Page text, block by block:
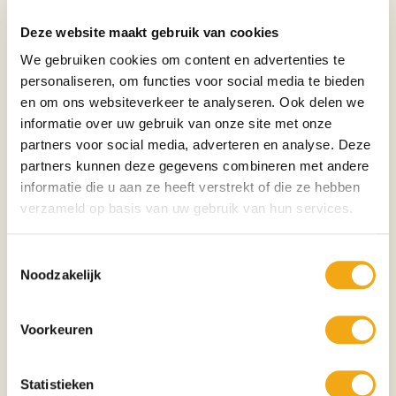
Deze website maakt gebruik van cookies
We gebruiken cookies om content en advertenties te
personaliseren, om functies voor social media te bieden
en om ons websiteverkeer te analyseren. Ook delen we
informatie over uw gebruik van onze site met onze
partners voor social media, adverteren en analyse. Deze
partners kunnen deze gegevens combineren met andere
informatie die u aan ze heeft verstrekt of die ze hebben
verzameld op basis van uw gebruik van hun services.
Noodzakelijk
Voorkeuren
Statistieken
Het verhaal achter dit kunstwerk
Geïnspireerd door de mysterieuze schoonheid van de langooruil creëerde
de kunstenaar een beeld dat de stilte van de nacht en de kracht van
intuïtie weerspiegelt. De serene houding en eenvoudige vormgeving laten
zien dat ware elegantie vaak in eenvoud schuilt.
Symboliek
• Wijsheid
• Kennis
• Intuïtie
• Mysterie
• Spirituele groei
• Leiderschap
De uil staat al eeuwenlang symbool voor wijsheid en inzicht. Deze
vakmanschap en tijdloze elegantie.